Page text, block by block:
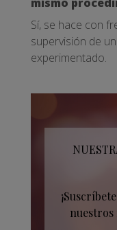
Sí, se hace con
supervisión de
experimentado.